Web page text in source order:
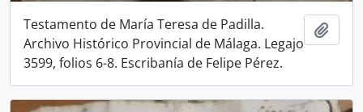
Testamento de María Teresa de Padilla.
Archivo Histórico Provincial de Málaga. Legajo
3599, folios 6-8. Escribanía de Felipe Pérez.